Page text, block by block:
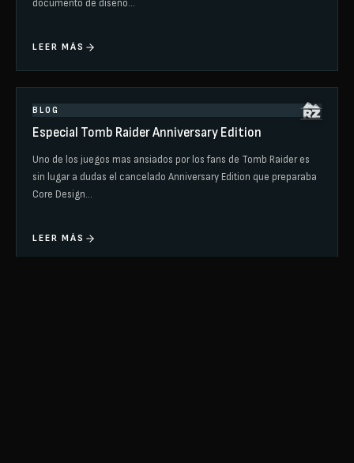
documento de diseño…
LEER MÁS
BLOG
Especial Tomb Raider Anniversary Edition
Uno de los juegos mas ansiados por los fans de Tomb Raider es
sin lugar a dudas el cancelado Anniversary Edition que preparaba
Core Design…
LEER MÁS